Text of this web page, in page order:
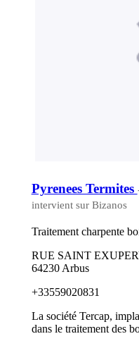
Pyrenees Termites
intervient sur Bizanos
Traitement charpente
RUE SAINT
64230 Arbus
+33559020831
La société Tercap,
dans le traitement des